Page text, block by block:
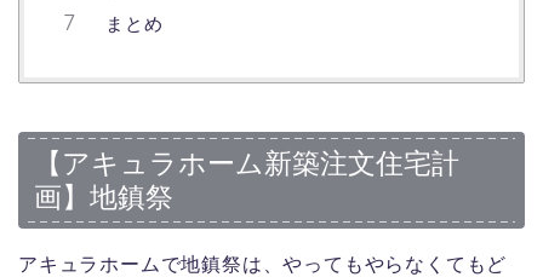
まとめ
【アキュラホーム新築注文住宅計
画】地鎮祭
アキュラホームで地鎮祭は、やってもやらなくてもど